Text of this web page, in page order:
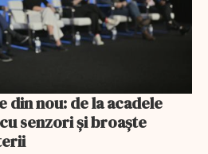
din nou: de la acadele
senzori și broaște